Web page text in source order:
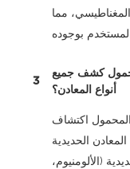
مما
3
كشف جميع
أنواع المعادن؟
اكتشاف
الحديدية
(الألومنيوم،